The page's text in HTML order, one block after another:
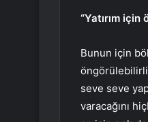
“Yatırım
Bunun için
seve seve
varacağını